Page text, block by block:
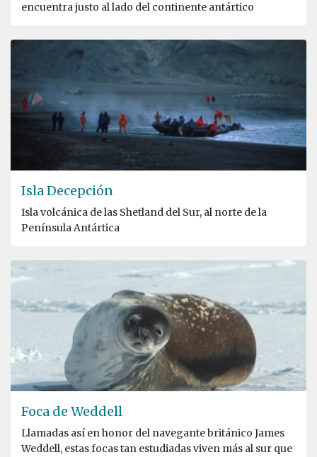
encuentra justo al lado del continente antártico
Isla Decepción
Isla volcánica de las Shetland del Sur, al norte de la
Península Antártica
Foca de Weddell
Llamadas así en honor del navegante británico James
Weddell, estas focas tan estudiadas viven más al sur que